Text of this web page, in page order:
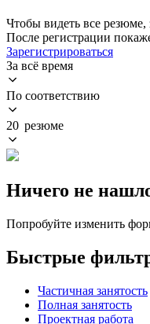
Чтобы видеть все резюме,
После регистрации
Зарегистрироваться
За всё время
По соответствию
20 резюме
Ничего не
Попробуйте изменить
Быстрые
Частичная занятость
Полная занятость
Проектная работа